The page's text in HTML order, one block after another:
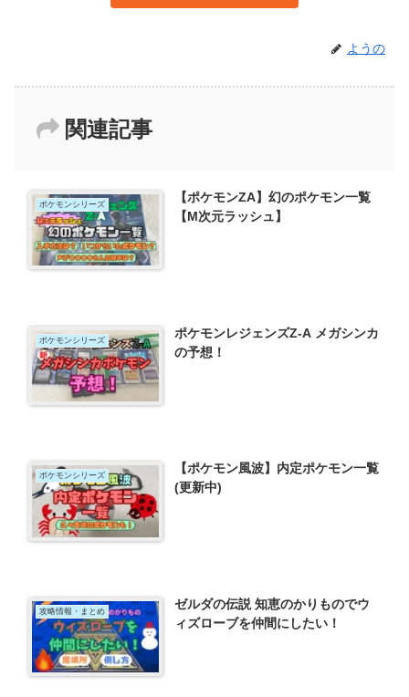
ようの
関連記事
ポケモンシリーズ
【ポケモンZA】幻のポケモン一覧
【M次元ラッシュ】
ポケモンシリーズ
ポケモンレジェンズZ-A メガシンカ
の予想！
ポケモンシリーズ
【ポケモン風波】内定ポケモン一覧
(更新中)
攻略情報・まとめ
ゼルダの伝説 知恵のかりものでウ
ィズローブを仲間にしたい！